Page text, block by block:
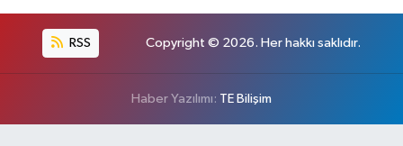
RSS Copyright © 2026. Her hakkı saklıdır.
Haber Yazılımı: TE Bilişim